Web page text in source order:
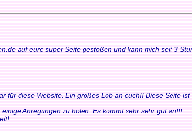
auf eure super Seite gestoßen und kann mich seit 3
für diese Website. Ein großes Lob an euch!! Diese Seite
Anregungen zu holen. Es kommt sehr sehr gut an!!!